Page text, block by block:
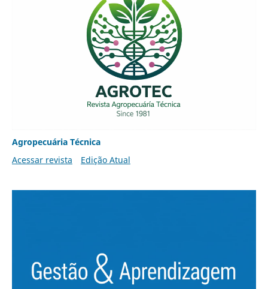
Agropecuária Técnica
Acessar revista
Edição Atual